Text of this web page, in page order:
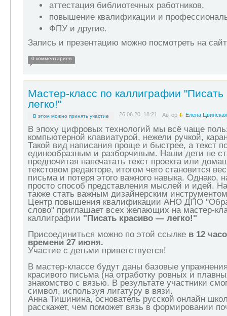
аттестация библиотечных работников,
повышение квалификации и
ФПУ и другие.
Запись и презентацию можно посмотреть на
0 комментариев
Мастер-класс по каллиграфии
легко!"
В этом можно принять участие 26.06.20, 18:21 Автор Елена Цвинская
В эпоху цифровых технологий мы всё чаще
компьютерной клавиатурой, нежели ручкой,
Такой вид написания проще и быстрее, а текст
единообразным и разборчивым. Наши дети не
предпочитая напечатать текст проекта или
текстовом редакторе, итогом чего становится
письма и потеря этого важного навыка. Однако,
просто способ представления мыслей и идей.
также стать важным дизайнерским
Центр повышения квалификации АНО ДПО
слово" приглашает всех желающих на мастер-
каллиграфии "Писать красиво — легко!"
Присоединиться можно по этой ссылке в 12
времени 27 июня.
Участие с детьми приветствуется!
В мастер-классе будут даны базовые
красивого письма (на отработку ровных и
знакомство с вязью. В результате участники
символ, используя лигатуру в вязи.
Анна Тишинина, основатель русской онлайн
расскажет, чем поможет вязь в формировании